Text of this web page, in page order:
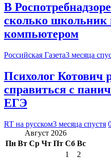
В
сколько школьник
компьютером
Российская Газета3 месяца
Психолог Котович
справиться с
ЕГЭ
RT на русском3 месяца спустя
Август 2026
Пн Вт Ср Чт Пт Сб Вс
1
2